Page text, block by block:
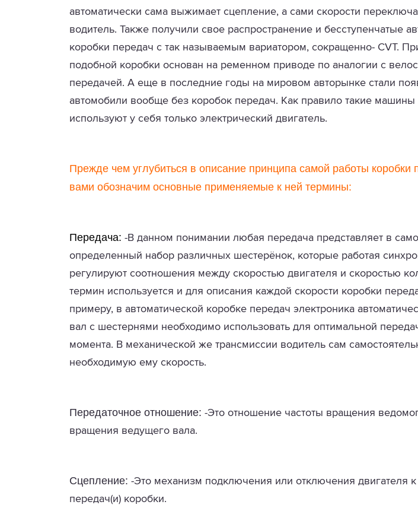
автоматически сама выжимает сцепление, а сами скорости
водитель. Также получили свое распространение и бесступенчатые
коробки передач с так называемым вариатором, сокращенно- CVT.
подобной коробки основан на ременном приводе по аналогии с
передачей. А еще в последние годы на мировом авторынке стали
автомобили вообще без коробок передач. Как правило такие машины
используют у себя только электрический двигатель.
Прежде чем углубиться в описание принципа самой работы коробки
вами обозначим основные применяемые к ней термины:
Передача: -В данном понимании любая передача представляет в
определенный набор различных шестерёнок, которые работая
регулируют соотношения между скоростью двигателя и скоростью
термин используется и для описания каждой скорости коробки
примеру, в автоматической коробке передач электроника
вал с шестернями необходимо использовать для оптимальной
момента. В механической же трансмиссии водитель сам
необходимую ему скорость.
Передаточное отношение: -Это отношение частоты вращения
вращения ведущего вала.
Сцепление: -Это механизм подключения или отключения двигателя к
передач(и) коробки.